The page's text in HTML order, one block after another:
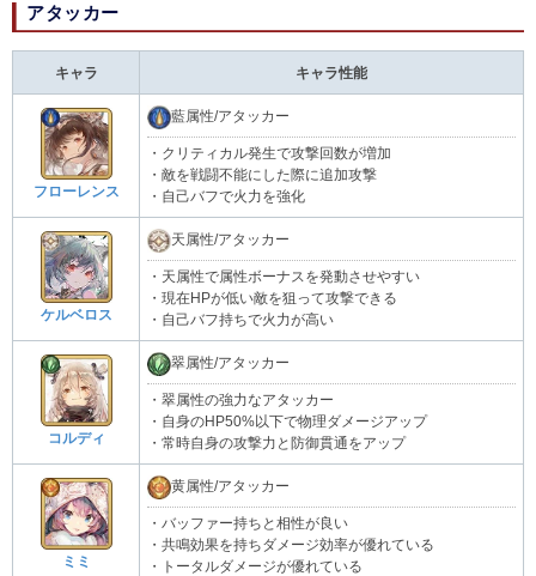
アタッカー
キャラ キャラ性能
フローレンス
藍属性/アタッカー
・クリティカル発生で攻撃回数が増加
・敵を戦闘不能にした際に追加攻撃
・自己バフで火力を強化
ケルベロス
天属性/アタッカー
・天属性で属性ボーナスを発動させやすい
・現在HPが低い敵を狙って攻撃できる
・自己バフ持ちで火力が高い
コルディ
翠属性/アタッカー
・翠属性の強力なアタッカー
・自身のHP50%以下で物理ダメージアップ
・常時自身の攻撃力と防御貫通をアップ
ミミ
黄属性/アタッカー
・バッファー持ちと相性が良い
・共鳴効果を持ちダメージ効率が優れている
・トータルダメージが優れている